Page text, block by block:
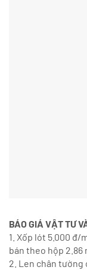
BÁO GIÁ VẬT TƯ
1. Xốp lót 5.000 đ/
bán theo hộp 2.86
2. Len chân tường